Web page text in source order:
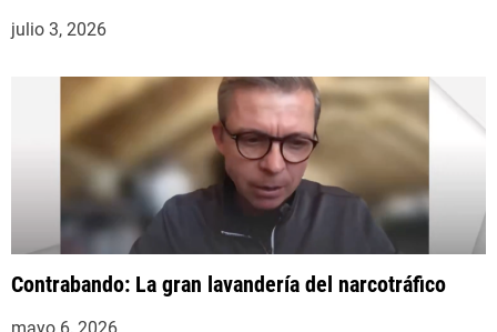
julio 3, 2026
Contrabando: La gran lavandería del narcotráfico